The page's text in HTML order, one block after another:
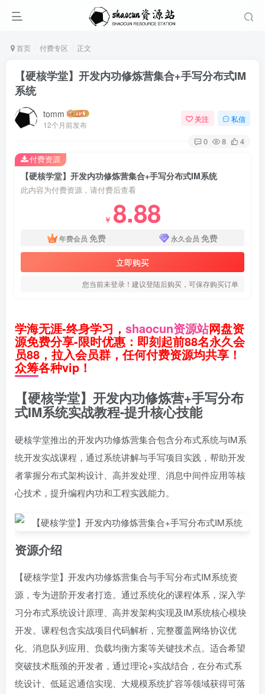
首页 付费专区 正文
【硬核学堂】开发内功修炼营集合+手写分布式IM
系统
tomm
12个月前发布
关注 私信
0 8 4
【硬核学堂】开发内功修炼营集合+手写分布式IM系统
此内容为付费资源，请付费后查看
￥ 8.88
年费会员 免费 永久会员 免费
立即购买
您当前未登录！建议登陆后购买，可保存购买订单
付费资源
学海无涯-终身学习， shaocun资源站网盘资
源免费分享-限时优惠：即刻起前88名永久会
员88，拉入会员群，任何付费资源均共享！
众筹各种vip！
【硬核学堂】开发内功修炼营+手写分布
式IM系统实战教程-提升核心技能
硬核学堂推出的开发内功修炼营集合包含分布式系统与IM系
统开发实战课程，通过系统讲解与手写项目实践，帮助开发
者掌握分布式架构设计、高并发处理、消息中间件应用等核
心技术，提升编程内功和工程实践能力。
资源介绍
【硬核学堂】开发内功修炼营集合与手写分布式IM系统资
源，专为进阶开发者打造。通过系统化的课程体系，深入学
习分布式系统设计原理、高并发架构实现及IM系统核心模块
开发。课程包含实战项目代码解析，完整覆盖网络协议优
化、消息队列应用、负载均衡方案等关键技术点。适合希望
突破技术瓶颈的开发者，通过理论+实战结合，在分布式系
统设计、低延迟通信实现、大规模系统扩容等领域获得可落